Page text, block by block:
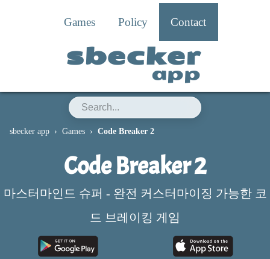
Games Policy Contact
sbecker
app
sbecker app Games Code Breaker 2
Code Breaker 2
마스터마인드 슈퍼 - 완전 커스터마이징 가능한 코
드 브레이킹 게임